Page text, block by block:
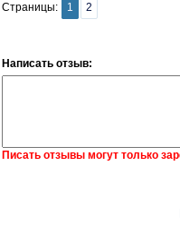
Страницы: 1 2
Написать отзыв:
Писать отзывы могут только